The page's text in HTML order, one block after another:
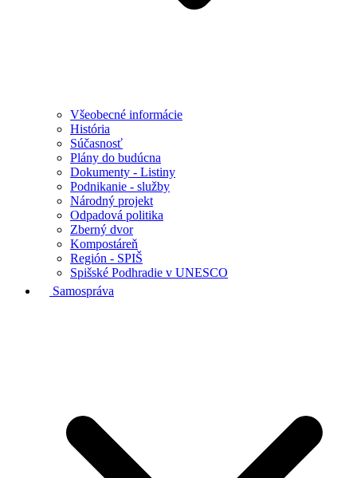
Všeobecné informácie
História
Súčasnosť
Plány do budúcna
Dokumenty - Listiny
Podnikanie - služby
Národný projekt
Odpadová politika
Zberný dvor
Kompostáreň
Región - SPIŠ
Spišské Podhradie v UNESCO
Samospráva